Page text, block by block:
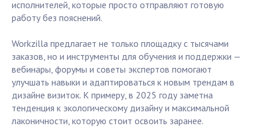
исполнителей, которые просто отправляют готовую
работу без пояснений.
Workzilla предлагает не только площадку с тысячами
заказов, но и инструменты для обучения и поддержки —
вебинары, форумы и советы экспертов помогают
улучшать навыки и адаптироваться к новым трендам в
дизайне визиток. К примеру, в 2025 году заметна
тенденция к экологическому дизайну и максимальной
лаконичности, которую стоит освоить заранее.